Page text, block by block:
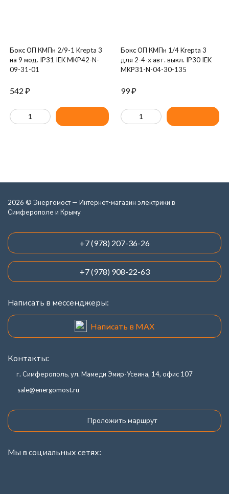
Бокс ОП КМПн 2/9-1 Krepta 3
на 9 мод. IP31 IEK MKP42-N-
09-31-01
542 ₽
Бокс ОП КМПн 1/4 Krepta 3
для 2-4-х авт. выкл. IP30 IEK
MKP31-N-04-30-135
99₽
2026 © Энергомост — Интернет-магазин электрики в
Симферополе и Крыму
+7 (978) 207-36-26
+7 (978) 908-22-63
Написать в мессенджеры:
Написать в MAX
Контакты:
г. Симферополь, ул. Мамеди Эмир-Усеина, 14, офис 107
sale@energomost.ru
Проложить маршрут
Мы в социальных сетях: